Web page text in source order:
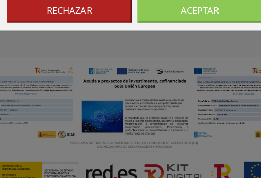
aceros@ferdoba.com
RECHAZAR ACEPTAR